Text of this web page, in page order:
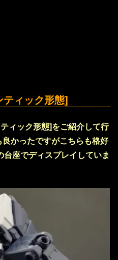
ィック形態]
ィック形態]をご紹介して行
良かったですがこちらも格好
台座でディスプレイしていま